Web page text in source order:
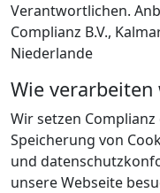
Verantwortlichen.
Complianz B.V.,
Niederlande
Wie
Wir setzen
Speicherung von
und
unsere Webseite